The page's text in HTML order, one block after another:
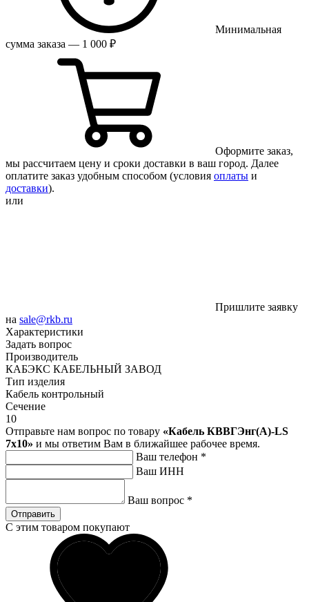
Минимальная
сумма заказа — 1 000 ₽
Оформите заказ,
мы рассчитаем цену и сроки доставки в ваш город. Далее
оплатите заказ удобным способом (условия оплаты и
доставки).
или
Пришлите заявку
на sale@rkb.ru
Характеристики
Задать вопрос
Производитель
КАБЭКС КАБЕЛЬНЫЙ ЗАВОД
Тип изделия
Кабель контрольный
Сечение
10
Отправьте нам вопрос по товару «Кабель КВВГЭнг(А)-LS
7х10» и мы ответим Вам в ближайшее рабочее время.
Ваш телефон *
Ваш ИНН
Ваш вопрос *
Отправить
С этим товаром покупают